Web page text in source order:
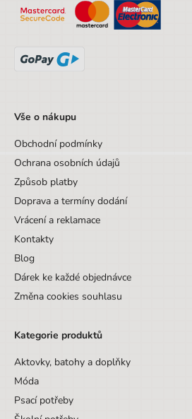
Hmotnost
Vše o nákupu
Obchodní podmínky
Ochrana osobních údajů
Způsob platby
Doprava a termíny dodání
Vrácení a reklamace
Kontakty
Blog
Dárek ke každé objednávce
Změna cookies souhlasu
Kategorie produktů
Aktovky, batohy a doplňky
Móda
Psací potřeby